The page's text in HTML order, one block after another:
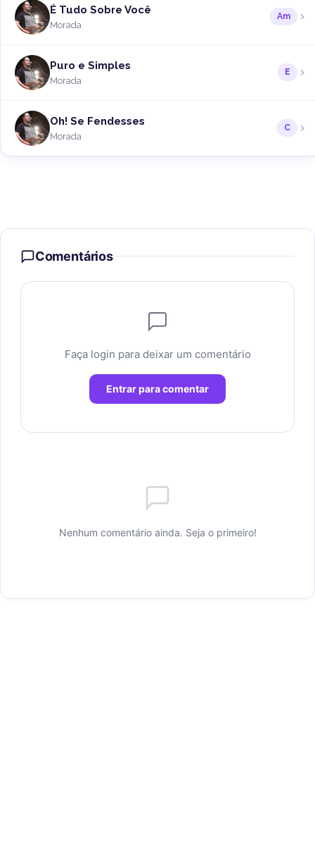
É Tudo Sobre Você
Morada
Am
Puro e Simples
Morada
E
Oh! Se Fendesses
Morada
C
Comentários
Faça login para deixar um comentário
Entrar para comentar
Nenhum comentário ainda. Seja o primeiro!